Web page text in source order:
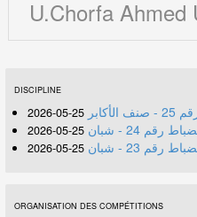
U.Chorfa Ahmed
DISCIPLINE
25-05-2026
رقم 24 - شبان 25-05-2026
رقم 23 - شبان 25-05-2026
ORGANISATION DES COMPÉTITIONS